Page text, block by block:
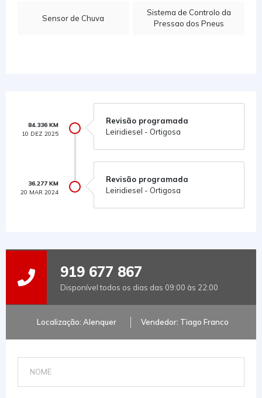
Sensor de Chuva
Sistema de Controlo da
Pressao dos Pneus
84.336 KM
10 DEZ 2025
Revisão programada
Leiridiesel - Ortigosa
36.277 KM
20 MAR 2024
Revisão programada
Leiridiesel - Ortigosa
919 677 867
Disponível todos os dias das 09:00 às 22:00
Localização: Alenquer Vendedor: Tiago Franco